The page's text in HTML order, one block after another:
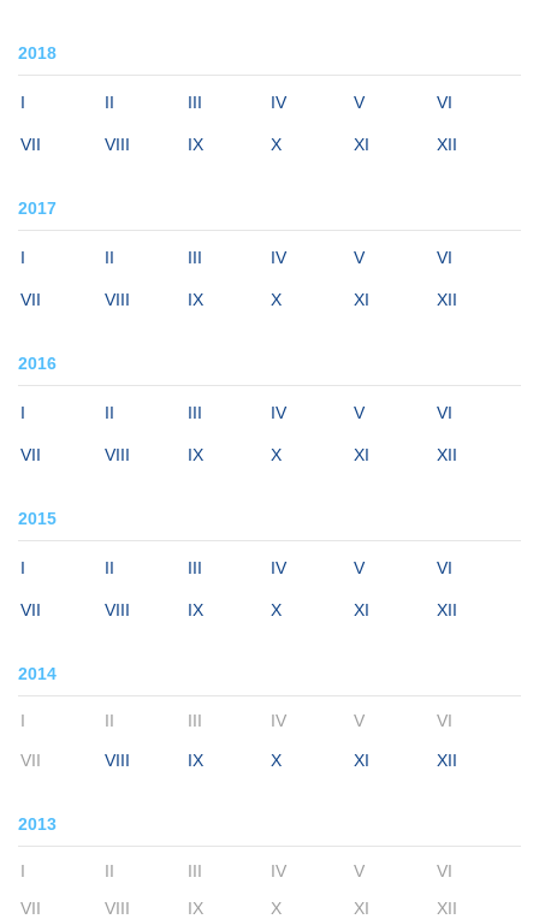
2018
I II III IV V VI
VII VIII IX X XI XII
2017
I II III IV V VI
VII VIII IX X XI XII
2016
I II III IV V VI
VII VIII IX X XI XII
2015
I II III IV V VI
VII VIII IX X XI XII
2014
I II III IV V VI
VII VIII IX X XI XII
2013
I II III IV V
VI
VII
VIII IX X XI XII